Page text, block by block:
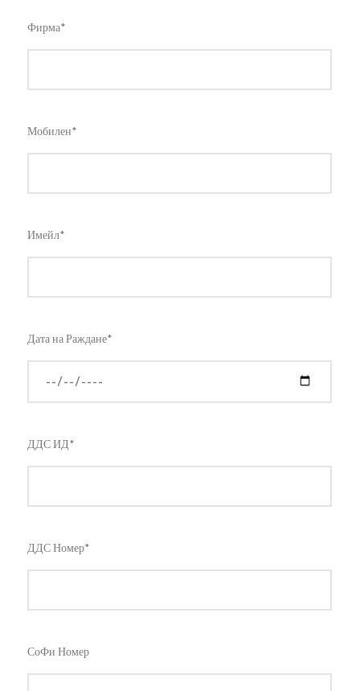
Фирма*
Мобилен*
Имейл*
Дата на Раждане*
ДДС ИД*
ДДС Номер*
СоФи Номер